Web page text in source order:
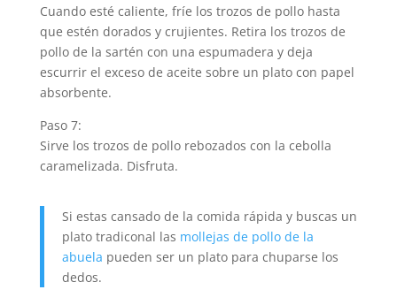
Cuando esté caliente, fríe los trozos de pollo hasta
que estén dorados y crujientes. Retira los trozos de
pollo de la sartén con una espumadera y deja
escurrir el exceso de aceite sobre un plato con papel
absorbente.
Paso 7:
Sirve los trozos de pollo rebozados con la cebolla
caramelizada. Disfruta.
Si estas cansado de la comida rápida y buscas un
plato tradiconal las mollejas de pollo de la
abuela pueden ser un plato para chuparse los
dedos.